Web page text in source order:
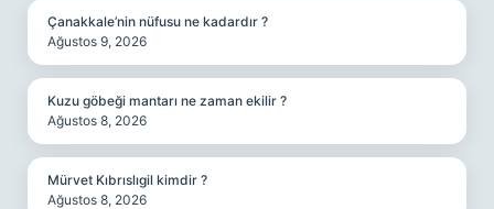
Çanakkale’nin nüfusu ne kadardır ?
Ağustos 9, 2026
Kuzu göbeği mantarı ne zaman ekilir ?
Ağustos 8, 2026
Mürvet Kıbrıslıgil kimdir ?
Ağustos 8, 2026